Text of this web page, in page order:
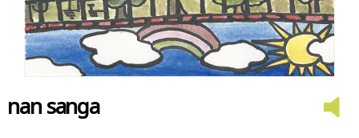
nan sanga